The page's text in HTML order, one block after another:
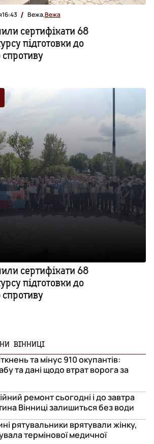
16:43 Вежа,Вежа
сертифікати 68
підготовки до
сертифікати 68
підготовки до
ВІННИЦІ
та мінус 910 окупантів:
та дані щодо втрат ворога за
ремонт сьогодні і до завтра
Вінниці залишиться без води
рятувальники врятували жінку,
термінової медичної